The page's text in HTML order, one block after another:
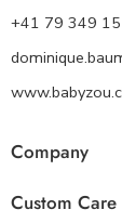
+41 79 349
Company
Custom Care